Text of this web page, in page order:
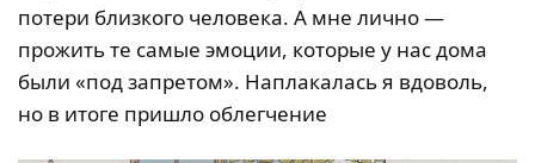
потери близкого человека. А мне лично —
прожить те самые эмоции, которые у нас дома
были «под запретом». Наплакалась я вдоволь,
но в итоге пришло облегчение